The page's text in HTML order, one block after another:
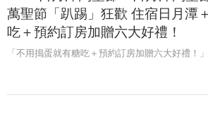
萬聖節「趴踢」狂歡 住宿日月潭
吃＋預約訂房加贈六大好禮！
「不用搗蛋就有糖吃＋預約訂房加贈六大好禮！